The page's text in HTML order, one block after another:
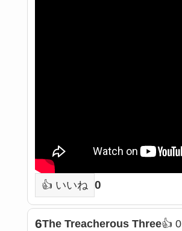
👍 いいね 0
6The Treacherous Three👍 0